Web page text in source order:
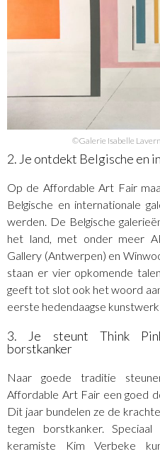
©Galerie Isabelle
2. Je ontdekt Belgische en
Op de Affordable Art Fair
Belgische en internationale
werden. De Belgische
het land, met onder meer
Gallery (Antwerpen) en
staan er vier opkomende
geeft tot slot ook het woord
eerste hedendaagse
3. Je steunt Think
borstkanker
Naar goede traditie
Affordable Art Fair een goed
Dit jaar bundelen ze de
tegen borstkanker.
keramiste Kim Verbeke